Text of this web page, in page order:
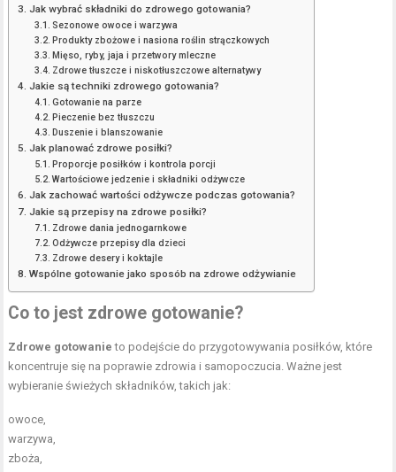
Jak wybrać składniki do zdrowego gotowania?
Sezonowe owoce i warzywa
Produkty zbożowe i nasiona roślin strączkowych
Mięso, ryby, jaja i przetwory mleczne
Zdrowe tłuszcze i niskotłuszczowe alternatywy
Jakie są techniki zdrowego gotowania?
Gotowanie na parze
Pieczenie bez tłuszczu
Duszenie i blanszowanie
Jak planować zdrowe posiłki?
Proporcje posiłków i kontrola porcji
Wartościowe jedzenie i składniki odżywcze
Jak zachować wartości odżywcze podczas gotowania?
Jakie są przepisy na zdrowe posiłki?
Zdrowe dania jednogarnkowe
Odżywcze przepisy dla dzieci
Zdrowe desery i koktajle
Wspólne gotowanie jako sposób na zdrowe odżywianie
Co to jest zdrowe gotowanie?
Zdrowe gotowanie to podejście do przygotowywania posiłków, które
koncentruje się na poprawie zdrowia i samopoczucia. Ważne jest
wybieranie świeżych składników, takich jak:
owoce,
warzywa,
zboża,